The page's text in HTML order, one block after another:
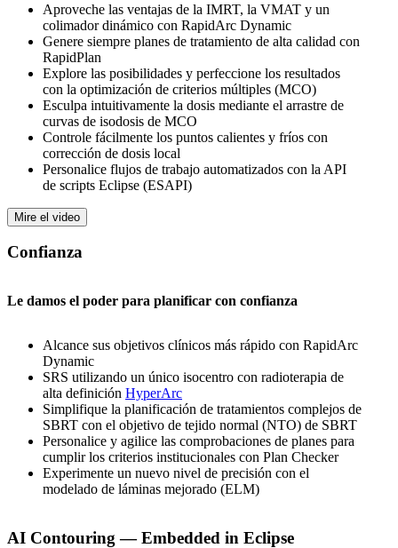
Aproveche las ventajas de la IMRT, la VMAT y un
colimador dinámico con RapidArc Dynamic
Genere siempre planes de tratamiento de alta calidad con
RapidPlan
Explore las posibilidades y perfeccione los resultados
con la optimización de criterios múltiples (MCO)
Esculpa intuitivamente la dosis mediante el arrastre de
curvas de isodosis de MCO
Controle fácilmente los puntos calientes y fríos con
corrección de dosis local
Personalice flujos de trabajo automatizados con la API
de scripts Eclipse (ESAPI)
Mire el video
Confianza
Le damos el poder para planificar con confianza
Alcance sus objetivos clínicos más rápido con RapidArc
Dynamic
SRS utilizando un único isocentro con radioterapia de
alta definición HyperArc
Simplifique la planificación de tratamientos complejos de
SBRT con el objetivo de tejido normal (NTO) de SBRT
Personalice y agilice las comprobaciones de planes para
cumplir los criterios institucionales con Plan Checker
Experimente un nuevo nivel de precisión con el
modelado de láminas mejorado (ELM)
AI Contouring — Embedded in Eclipse